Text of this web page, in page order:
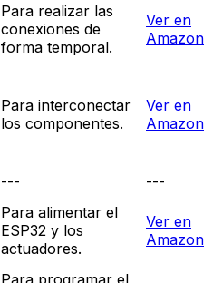
Para realizar las
conexiones de
forma temporal.
Ver en
Amazon
Para interconectar
los componentes.
Ver en
Amazon
---
---
Para alimentar el
ESP32 y los
actuadores.
Ver en
Amazon